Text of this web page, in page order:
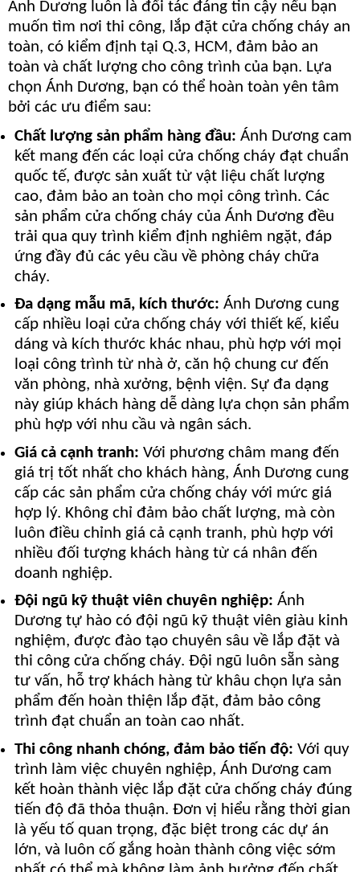
Ánh Dương luôn là đối tác đáng tin cậy nếu bạn
muốn tìm nơi thi công, lắp đặt cửa chống cháy an
toàn, có kiểm định tại Q.3, HCM, đảm bảo an
toàn và chất lượng cho công trình của bạn. Lựa
chọn Ánh Dương, bạn có thể hoàn toàn yên tâm
bởi các ưu điểm sau:
Chất lượng sản phẩm hàng đầu: Ánh Dương cam
kết mang đến các loại cửa chống cháy đạt chuẩn
quốc tế, được sản xuất từ vật liệu chất lượng
cao, đảm bảo an toàn cho mọi công trình. Các
sản phẩm cửa chống cháy của Ánh Dương đều
trải qua quy trình kiểm định nghiêm ngặt, đáp
ứng đầy đủ các yêu cầu về phòng cháy chữa
cháy.
Đa dạng mẫu mã, kích thước: Ánh Dương cung
cấp nhiều loại cửa chống cháy với thiết kế, kiểu
dáng và kích thước khác nhau, phù hợp với mọi
loại công trình từ nhà ở, căn hộ chung cư đến
văn phòng, nhà xưởng, bệnh viện. Sự đa dạng
này giúp khách hàng dễ dàng lựa chọn sản phẩm
phù hợp với nhu cầu và ngân sách.
Giá cả cạnh tranh: Với phương châm mang đến
giá trị tốt nhất cho khách hàng, Ánh Dương cung
cấp các sản phẩm cửa chống cháy với mức giá
hợp lý. Không chỉ đảm bảo chất lượng, mà còn
luôn điều chỉnh giá cả cạnh tranh, phù hợp với
nhiều đối tượng khách hàng từ cá nhân đến
doanh nghiệp.
Đội ngũ kỹ thuật viên chuyên nghiệp: Ánh
Dương tự hào có đội ngũ kỹ thuật viên giàu kinh
nghiệm, được đào tạo chuyên sâu về lắp đặt và
thi công cửa chống cháy. Đội ngũ luôn sẵn sàng
tư vấn, hỗ trợ khách hàng từ khâu chọn lựa sản
phẩm đến hoàn thiện lắp đặt, đảm bảo công
trình đạt chuẩn an toàn cao nhất.
Thi công nhanh chóng, đảm bảo tiến độ: Với quy
trình làm việc chuyên nghiệp, Ánh Dương cam
kết hoàn thành việc lắp đặt cửa chống cháy đúng
tiến độ đã thỏa thuận. Đơn vị hiểu rằng thời gian
là yếu tố quan trọng, đặc biệt trong các dự án
lớn, và luôn cố gắng hoàn thành công việc sớm